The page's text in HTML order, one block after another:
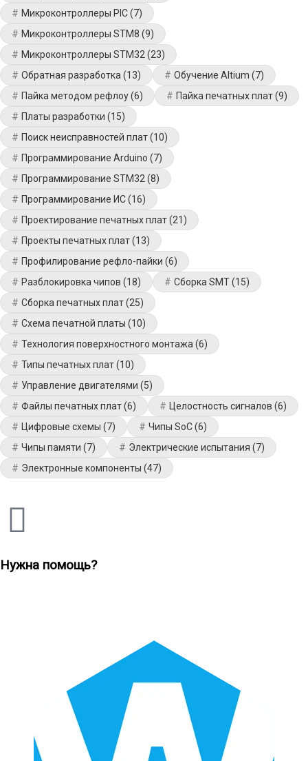
Микроконтроллеры PIC(7)
Микроконтроллеры STM8 (9)
Микроконтроллеры STM32 (23)
Обратная разработка (13) Обучение Altium (7)
Пайка методом рефлоу(6) Пайка печатных плат(9)
Платы разработки (15)
Поиск неисправностей плат(10)
Программирование Arduino (7)
Программирование STM32 (8)
Программирование ИС(16)
Проектирование печатных плат(21)
Проекты печатных плат(13)
Профилирование рефло-пайки (6)
Разблокировка чипов (18) Сборка SMT(15)
Сборка печатных плат(25)
Схема печатной платы (10)
Технология поверхностного монтажа (6)
Типы печатных плат(10)
Управление двигателями (5)
Файлы печатных плат(6) Целостность сигналов (6)
Цифровые схемы (7) Чипы SoC(6)
Чипы памяти (7) Электрические испытания (7)
Электронные компоненты (47)
Нужна помощь?